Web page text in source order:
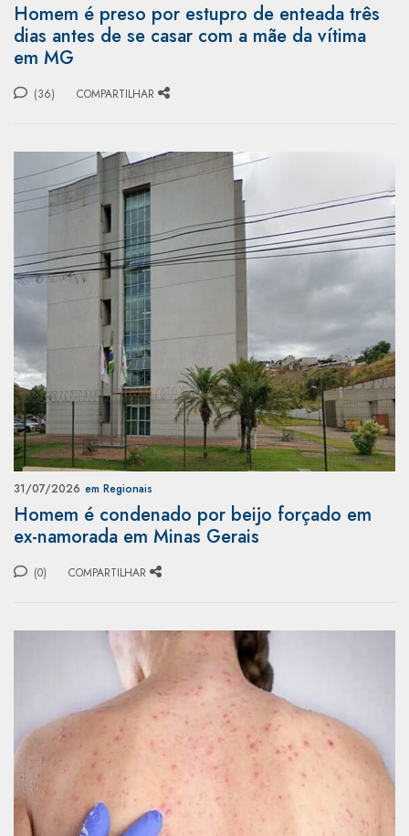
Homem é preso por estupro de enteada três
dias antes de se casar com a mãe da vítima
em MG
(36) COMPARTILHAR
31/07/2026 em Regionais
Homem é condenado por beijo forçado em
ex-namorada em Minas Gerais
(0) COMPARTILHAR